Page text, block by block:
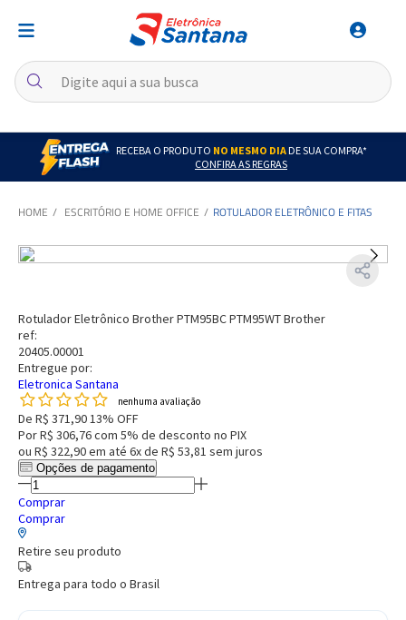
RECEBA O PRODUTO NO MESMO DIADE SUA COMPRA*
CONFIRA AS REGRAS
ESCRITÓRIO E HOME OFFICE ROTULADOR ELETRÔNICO E FITAS
Rotulador Eletrônico Brother PTM95BC PTM95WT Brother
ref:
20405.00001
Entregue por:
Eletronica Santana
nenhuma avaliação
De R$ 371,90 13% OFF
PorR$ 306,76com 5% de desconto no PIX
ou R$ 322,90em até 6x de R$ 53,81 sem juros
Opções de pagamento
Comprar
Comprar
Retire seu produto
Entrega para todo o Brasil